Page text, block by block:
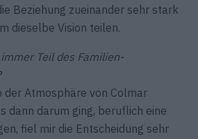
Beziehung zueinander sehr stark
dieselbe Vision teilen.
Teil des Familien-
der Atmosphäre von Colmar
dann darum ging, beruflich eine
fiel mir die Entscheidung sehr